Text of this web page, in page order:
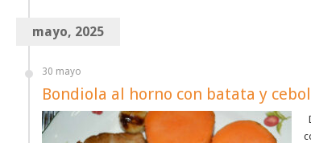
mayo, 2025
30 mayo
Bondiola al horno con batata y